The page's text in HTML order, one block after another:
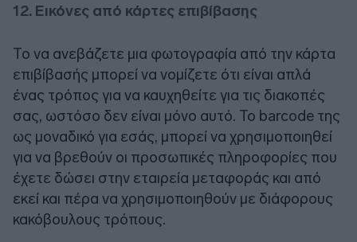
12. Εικόνες από κάρτες επιβίβασης
Το να ανεβάζετε μια φωτογραφία από την κάρτα
επιβίβασής μπορεί να νομίζετε ότι είναι απλά
ένας τρόπος για να καυχηθείτε για τις διακοπές
σας, ωστόσο δεν είναι μόνο αυτό. To barcode της
ως μοναδικό για εσάς, μπορεί να χρησιμοποιηθεί
για να βρεθούν οι προσωπικές πληροφορίες που
έχετε δώσει στην εταιρεία μεταφοράς και από
εκεί και πέρα να χρησιμοποιηθούν με διάφορους
κακόβουλους τρόπους.